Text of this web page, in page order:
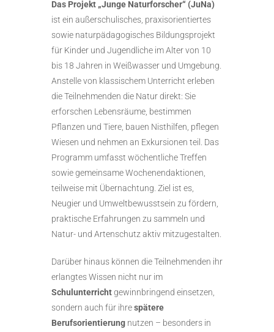
Das Projekt „Junge Naturforscher“ (JuNa)
ist ein außerschulisches, praxisorientiertes
sowie naturpädagogisches Bildungsprojekt
für Kinder und Jugendliche im Alter von 10
bis 18 Jahren in Weißwasser und Umgebung.
Anstelle von klassischem Unterricht erleben
die Teilnehmenden die Natur direkt: Sie
erforschen Lebensräume, bestimmen
Pflanzen und Tiere, bauen Nisthilfen, pflegen
Wiesen und nehmen an Exkursionen teil. Das
Programm umfasst wöchentliche Treffen
sowie gemeinsame Wochenendaktionen,
teilweise mit Übernachtung. Ziel ist es,
Neugier und Umweltbewusstsein zu fördern,
praktische Erfahrungen zu sammeln und
Natur- und Artenschutz aktiv mitzugestalten.
Darüber hinaus können die Teilnehmenden ihr
erlangtes Wissen nicht nur im
Schulunterrichtgewinnbringend einsetzen,
sondern auch für ihrespätere
Berufsorientierung nutzen – besonders in